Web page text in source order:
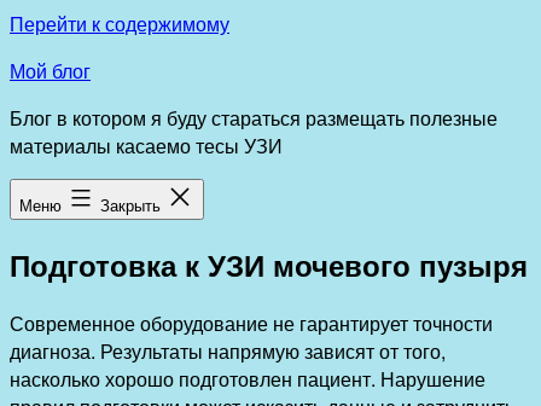
Перейти к содержимому
Мой блог
Блог в котором я буду стараться размещать полезные
материалы касаемо тесы УЗИ
Меню Закрыть
Подготовка к УЗИ мочевого пузыря
Современное оборудование не гарантирует точности
диагноза. Результаты напрямую зависят от того,
насколько хорошо подготовлен пациент. Нарушение